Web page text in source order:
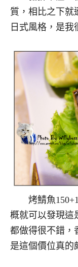
質，相比之下就
日式風格，是我
烤鯖魚
概就可以發現這
都做得很不錯，
是這個價位真